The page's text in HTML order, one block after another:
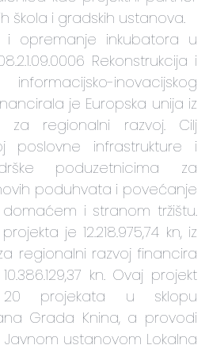
škola i gradskih ustanova.
i opremanje inkubatora u
Rekonstrukcija i
inovacijskog
je Europska unija iz
za regionalni razvoj. Cilj
poslovne infrastrukture i
poduzetnicima za
poduhvata i povećanje
i stranom tržištu.
je 12.218.975,74 kn, iz
regionalni razvoj financira
kn. Ovaj projekt
projekata u sklopu
Grada Knina, a provodi
ustanovom Lokalna